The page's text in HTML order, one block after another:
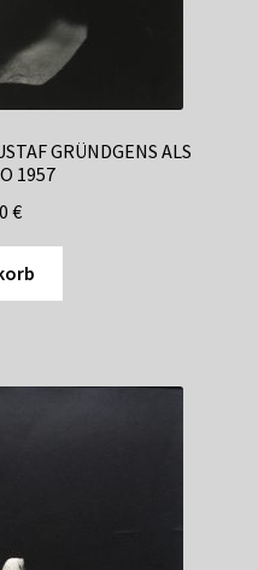
GRÜNDGENS ALS
1957
€